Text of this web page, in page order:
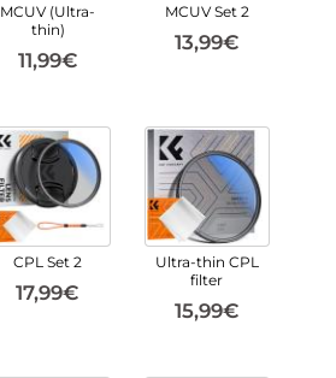
MCUV (Ultra-
thin)
11,99€
MCUV Set 2
13,99€
CPL Set 2
17,99€
Ultra-thin CPL
filter
15,99€